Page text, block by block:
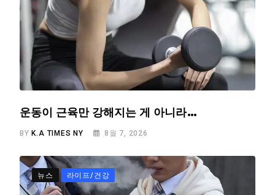
운동이 근육만 강해지는 게 아니라…
BY K.A TIMES NY 8월 7, 2026
뉴스 라이프/건강